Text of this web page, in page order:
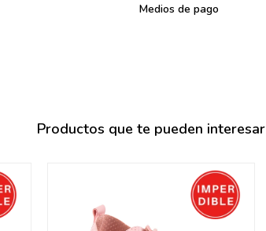
Medios de pago
Productos que te pueden interesar
095660015
095900383
095900383
095900354